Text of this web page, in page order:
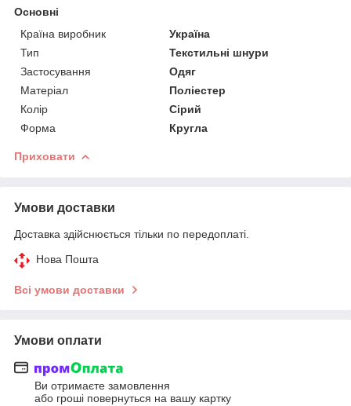
Основні
Країна виробник
Україна
Тип
Текстильні шнури
Застосування
Одяг
Матеріал
Поліестер
Колір
Сірий
Форма
Кругла
Приховати
Умови доставки
Доставка здійснюється тільки по передоплаті.
Нова Пошта
Всі умови доставки
Умови оплати
Ви отримаєте замовлення
або гроші повернуться на вашу картку